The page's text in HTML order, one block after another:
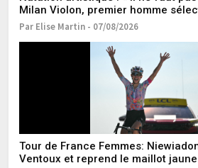
Milan Violon, premier homme
de France
Par Elise Martin - 07/08/2026
Tour de France Femmes:
Ventoux et reprend le maillot jaune